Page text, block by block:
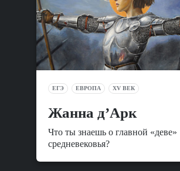
ЕГЭ ЕВРОПА XV ВЕК
Жанна д’Арк
Что ты знаешь о главной «деве»
средневековья?